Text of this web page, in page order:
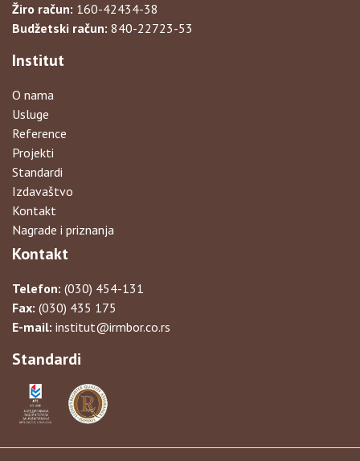
Žiro račun: 160-42434-38
Budžetski račun: 840-22723-53
Institut
O nama
Usluge
Reference
Projekti
Standardi
Izdavaštvo
Kontakt
Nagrade i priznanja
Kontakt
Telefon: (030) 454-131
Fax: (030) 435 175
E-mail: institut@irmbor.co.rs
Standardi